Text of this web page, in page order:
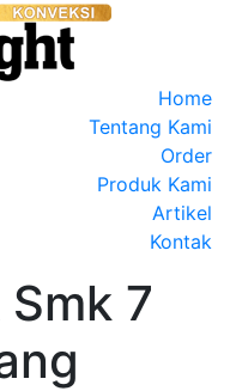
Home
Tentang Kami
Order
Produk Kami
Artikel
Kontak
7